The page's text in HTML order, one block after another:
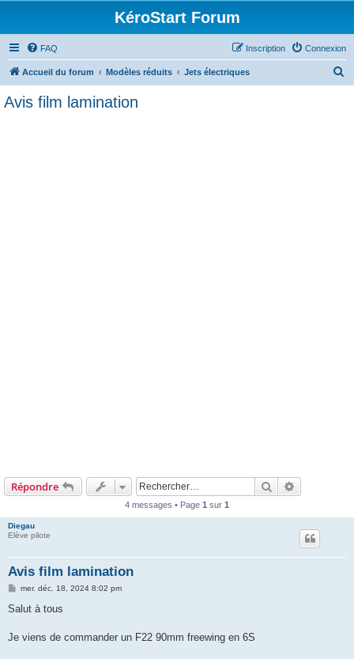
KéroStart Forum
FAQ Connexion
Inscription
Accueil du forum Modèles réduits Jets électriques
Avis film lamination
Répondre Rechercher
4 messages • Page 1 sur 1
Diegau
Elève pilote
Avis film lamination
M
s
g
mer. déc. 18, 2024 8:02 pm
Salut à tous
Je viens de commander un F22 90mm freewing en 6S